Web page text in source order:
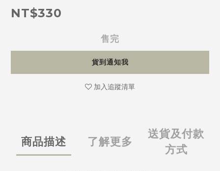
NT$330
售完
貨到通知我
加入追蹤清單
商品描述 了解更多
送貨及付款
方式